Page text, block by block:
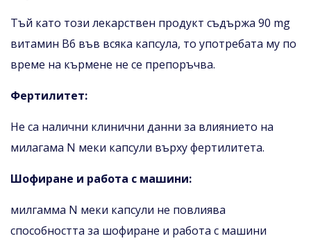
Тъй като този лекарствен продукт съдържа 90 mg
витамин B6 във всяка капсула, то употребата му по
време на кърмене не се препоръчва.
Фертилитет:
Не са налични клинични данни за влиянието на
милагама N меки капсули върху фертилитета.
Шофиране и работа с машини:
милгамма N меки капсули не повлиява
способността за шофиране и работа с машини